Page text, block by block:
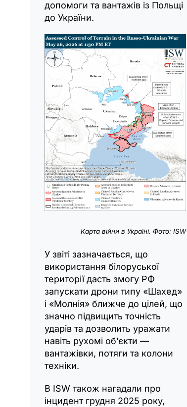
допомоги та вантажів із Польщі
до України.
Карта війни в Україні. Фото: ISW
У звіті зазначається, що
використання білоруської
території дасть змогу РФ
запускати дрони типу «Шахед»
і «Молнія» ближче до цілей, що
значно підвищить точність
ударів та дозволить уражати
навіть рухомі об’єкти —
вантажівки, потяги та колони
техніки.
В ISW також нагадали про
інцидент грудня 2025 року,